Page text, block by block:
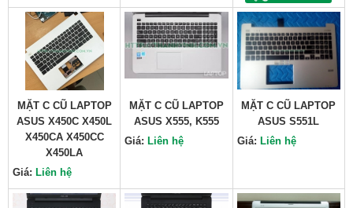
MẶT C CŨ LAPTOP
ASUS X450C X450L
X450CA X450CC
X450LA
Giá: Liên hệ
MẶT C CŨ LAPTOP
ASUS X555, K555
Giá: Liên hệ
MẶT C CŨ LAPTOP
ASUS S551L
Giá: Liên hệ